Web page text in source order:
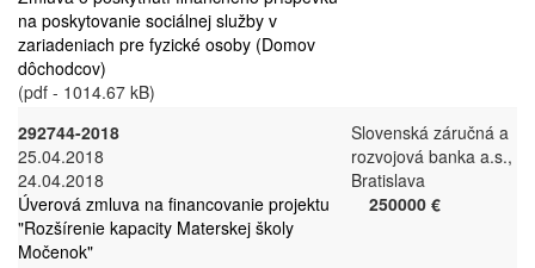
na poskytovanie sociálnej služby v
zariadeniach pre fyzické osoby (Domov
dôchodcov)
(pdf - 1014.67 kB)
292744-2018
25.04.2018
24.04.2018
Úverová zmluva na financovanie projektu
"Rozšírenie kapacity Materskej školy
Močenok"
Slovenská záručná a
rozvojová banka a.s.,
Bratislava
250000 €